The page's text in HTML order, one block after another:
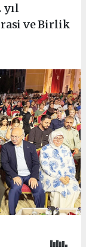
yıl
ve Birlik